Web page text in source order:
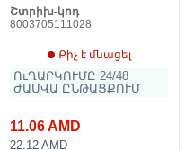
Շտրիխ-կոդ
8003705111028
Քիչ է մնացել
ՈւՂԱՐԿՈՒՄԸ 24/48
ԺԱՄՎԱ ԸՆԹԱՑՔՈՒՄ
11.06 AMD
22.12 AMD